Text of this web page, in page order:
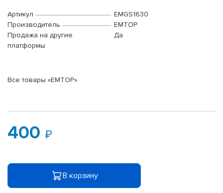
Артикул
EMGS1630
Производитель
EMTOP
Продажа на другие
платформы
Да
Все товары «EMTOP»
400
В корзину